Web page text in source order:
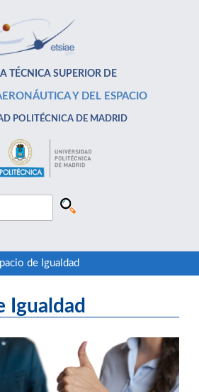
TÉCNICA SUPERIOR DE
Y DEL ESPACIO
POLITÉCNICA DE MADRID
de Igualdad
Igualdad